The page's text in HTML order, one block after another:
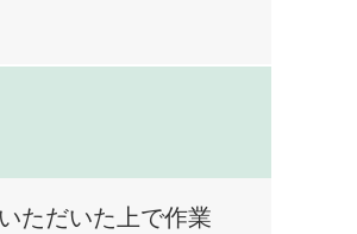
ただいた上で作業